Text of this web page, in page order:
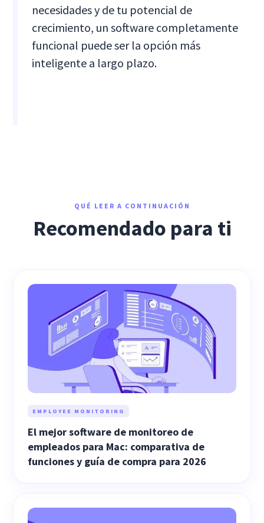
necesidades y de tu potencial de
crecimiento, un software completamente
funcional puede ser la opción más
inteligente a largo plazo.
QUÉ LEER A CONTINUACIÓN
Recomendado para ti
EMPLOYEE MONITORING
El mejor software de monitoreo de
empleados para Mac: comparativa de
funciones y guía de compra para 2026